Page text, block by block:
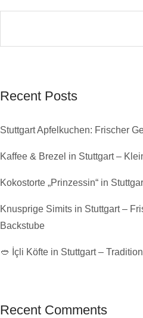
Recent Posts
Stuttgart Apfelkuchen: Frischer
Kaffee & Brezel in Stuttgart –
Kokostorte „Prinzessin“ in
Knusprige Simits in Stuttgart –
Backstube
🥙 İçli Köfte in Stuttgart –
Recent Comments